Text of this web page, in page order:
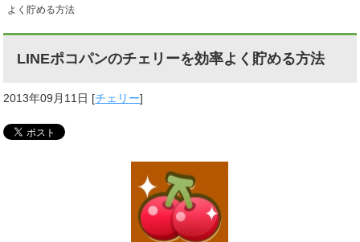
よく貯める方法
LINEポコパンのチェリーを効率よく貯める方法
2013年09月11日 [チェリー]